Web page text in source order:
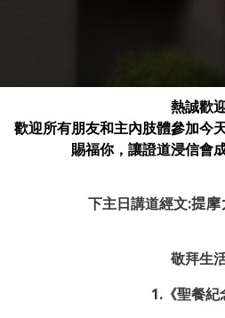
熱誠歡
歡迎所有朋友和主內肢體參加今
賜福你，讓證道浸信會
下主日講道經文:提摩
敬拜生
1.《聖餐紀